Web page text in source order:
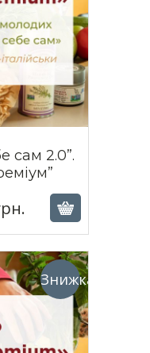
сам 2.0”.
Поточна
ціна:
1398,00 грн..
грн.
Знижка!